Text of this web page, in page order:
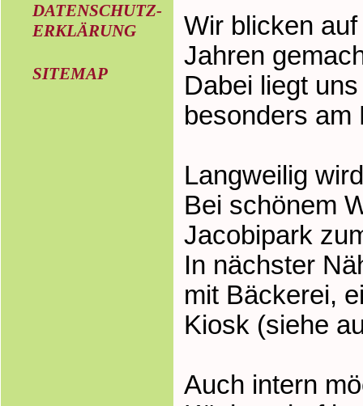
DATENSCHUTZ-
ERKLÄRUNG
SITEMAP
Wir blicken
Jahren
Dabei liegt
besonders am
Langweilig
Bei schönem
Jacobipark
In nächster
mit Bäckerei,
Kiosk (siehe
Auch intern